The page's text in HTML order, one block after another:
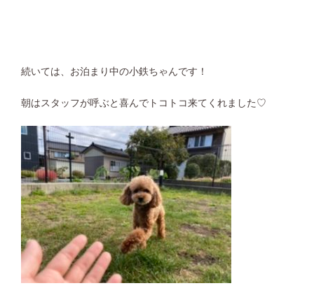
続いては、お泊まり中の小鉄ちゃんです！
朝はスタッフが呼ぶと喜んでトコトコ来てくれました♡